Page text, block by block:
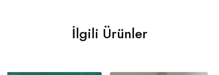
İlgili Ürünler